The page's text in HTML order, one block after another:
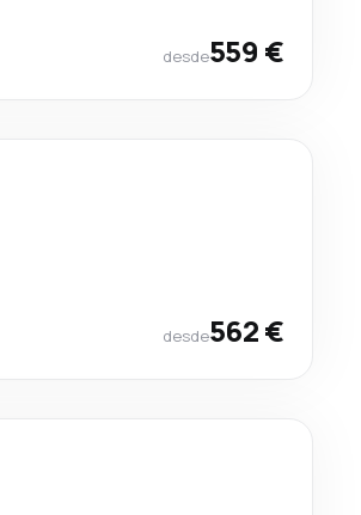
desde559 €
desde562 €